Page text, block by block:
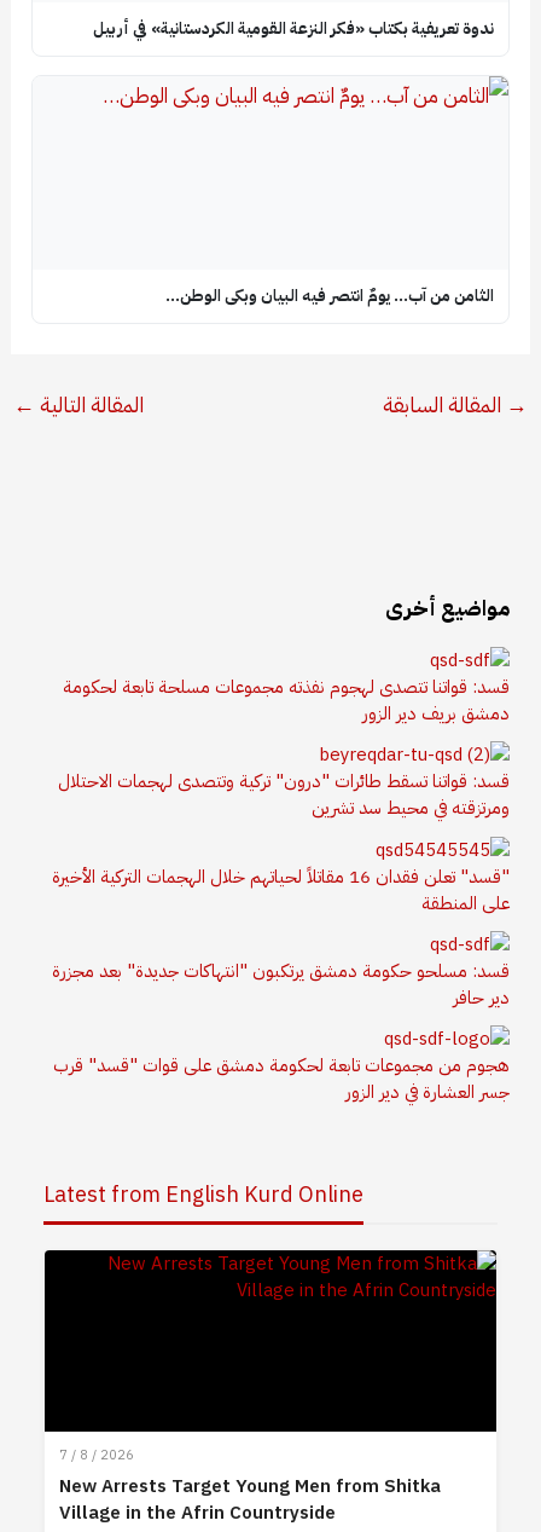
ندوة تعريفية بكتاب «فكر النزعة القومية الكردستانية» في أربيل
الثامن من آب… يومٌ انتصر فيه البيان وبكى الوطن…
→ المقالة السابقة المقالة التالية ←
مواضيع أخرى
قسد: قواتنا تتصدى لهجوم نفذته مجموعات مسلحة تابعة لحكومة
دمشق بريف دير الزور
قسد: قواتنا تسقط طائرات "درون" تركية وتتصدى لهجمات الاحتلال
ومرتزقته في محيط سد تشرين
"قسد" تعلن فقدان 16 مقاتلاً لحياتهم خلال الهجمات التركية الأخيرة
على المنطقة
قسد: مسلحو حكومة دمشق يرتكبون "انتهاكات جديدة" بعد مجزرة
دير حافر
هجوم من مجموعات تابعة لحكومة دمشق على قوات "قسد" قرب
جسر العشارة في دير الزور
Latest from English Kurd Online
7 / 8 / 2026
New Arrests Target Young Men from Shitka
Village in the Afrin Countryside